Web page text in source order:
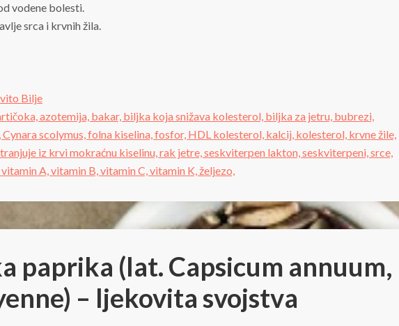
vodene bolesti.
srca i krvnih žila.
Bilje
azotemija, bakar, biljka koja snižava kolesterol, biljka za jetru, bubrezi,
Cynara scolymus,folna kiselina,fosfor, HDL kolesterol, kalcij, kolesterol, krvne žile,
iz krvi mokraćnu kiselinu,rak jetre,seskviterpen lakton,seskviterpeni,srce,
vitamin A,vitamin B,vitamin C,vitamin K,željezo,
paprika (lat. Capsicum annuum,
– ljekovita svojstva